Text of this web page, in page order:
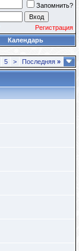
Запомнить?
Регистрация
Календарь
5 > Последняя »